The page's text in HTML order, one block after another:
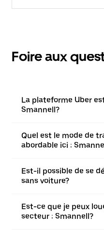
Foire aux
La plateforme Uber
Smannell?
Quel est le mode de
abordable ici :
Est-il possible de se
sans voiture?
Est-ce que je peux
secteur : Smannell?